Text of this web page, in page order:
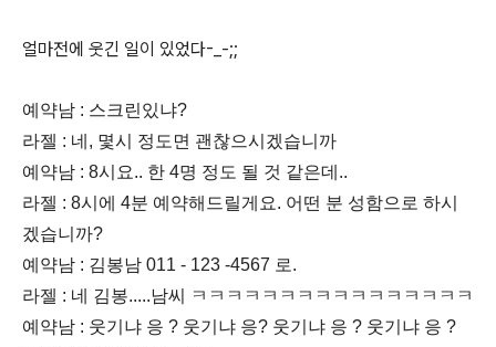
얼마전에 웃긴 일이 있었다-_-;;
예약남 : 스크린있냐?
라젤 : 네, 몇시 정도면 괜찮으시겠습니까
예약남 : 8시요.. 한 4명 정도 될 것 같은데..
라젤 : 8시에 4분 예약해드릴게요. 어떤 분 성함으로 하시
겠습니까?
예약남 : 김봉남 011 - 123 -4567 로.
라젤 : 네 김봉.....남씨 ㅋㅋㅋㅋㅋㅋㅋㅋㅋㅋㅋㅋㅋㅋㅋㅋ
예약남 : 웃기냐 응 ? 웃기냐 응? 웃기냐 응 ? 웃기냐 응 ?